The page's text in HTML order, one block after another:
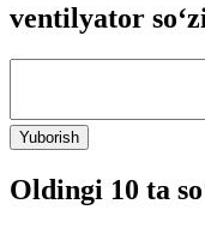
ventilyator
Yuborish
Oldingi 10 ta